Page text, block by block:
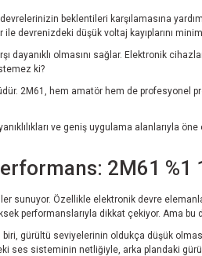
devrelerinizin beklentileri karşılamasına
devrenizdeki düşük voltaj kayıplarını
dayanıklı olmasını sağlar. Elektronik
ki?
2M61, hem amatör hem de profesyonel
ve geniş uygulama alanlarıyla
2M61
sunuyor. Özellikle elektronik devre
performanslarıyla dikkat çekiyor. Ama
gürültü seviyelerinin oldukça düşük
ses sisteminin netliğiyle, arka plandaki